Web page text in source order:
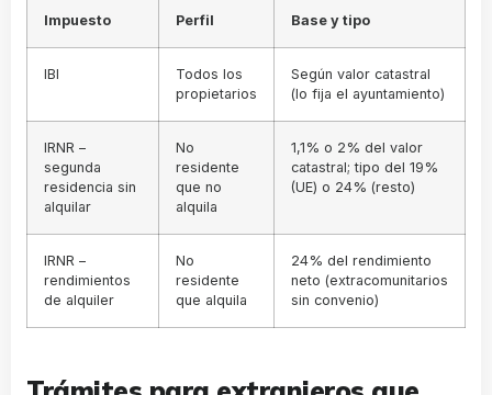
Impuesto Perfil Base y tipo
IBI
Todos los
propietarios
Según valor catastral
(lo fija el ayuntamiento)
IRNR –
segunda
residencia sin
alquilar
No
residente
que no
alquila
1,1% o 2% del valor
catastral; tipo del 19%
(UE) o 24% (resto)
IRNR –
rendimientos
de alquiler
No
residente
que alquila
24% del rendimiento
neto (extracomunitarios
sin convenio)